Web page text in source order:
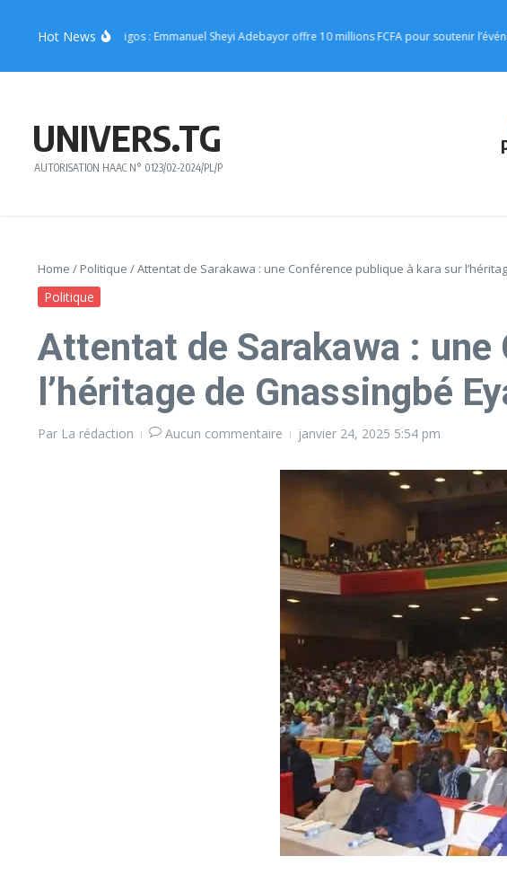
Hot News
de Joachin Migos : Emmanuel Sheyi Adebayor offre 10 millions FCFA pour soutenir l’événement
UNIVERS.TG
AUTORISATION HAAC N° 0123/02-2024/PL/P
Home / Politique /Attentat de Sarakawa : une Conférence publique à kara sur
Politique
Attentat de Sarakawa :
l’héritage de Gnassingbé
Par La rédaction Aucun commentaire janvier 24, 2025 5:54 pm